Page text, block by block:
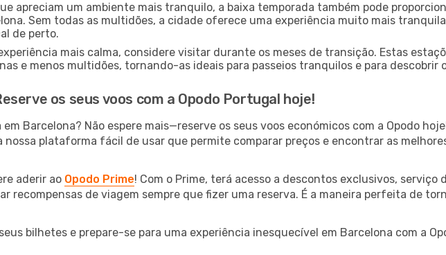
apreciam um ambiente mais tranquilo, a baixa temporada também pode
Sem todas as multidões, a cidade oferece uma experiência muito mais
de perto.
mais calma, considere visitar durante os meses de transição. Estas
e menos multidões, tornando-as ideais para passeios tranquilos e para descobrir
os seus voos com a Opodo Portugal hoje!
Barcelona? Não espere mais—reserve os seus voos económicos com a Opodo
nossa plataforma fácil de usar que permite comparar preços e encontrar as
aderir ao Opodo Prime! Com o Prime, terá acesso a descontos exclusivos, serviço
recompensas de viagem sempre que fizer uma reserva. É a maneira perfeita de
bilhetes e prepare-se para uma experiência inesquecível em Barcelona com a